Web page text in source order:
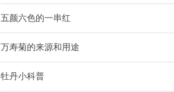
五颜六色的一串红
万寿菊的来源和用途
牡丹小科普